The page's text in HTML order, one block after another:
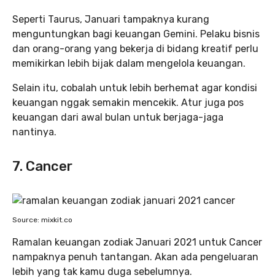
Seperti Taurus, Januari tampaknya kurang
menguntungkan bagi keuangan Gemini. Pelaku bisnis
dan orang-orang yang bekerja di bidang kreatif perlu
memikirkan lebih bijak dalam mengelola keuangan.
Selain itu, cobalah untuk lebih berhemat agar kondisi
keuangan nggak semakin mencekik. Atur juga pos
keuangan dari awal bulan untuk berjaga-jaga
nantinya.
7. Cancer
Source: mixkit.co
Ramalan keuangan zodiak Januari 2021 untuk Cancer
nampaknya penuh tantangan. Akan ada pengeluaran
lebih yang tak kamu duga sebelumnya.